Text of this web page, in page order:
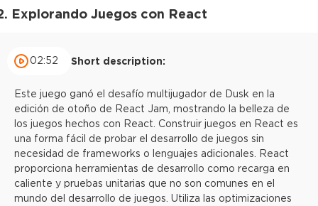
Explorando Juegos con React
02:52 Short description:
Este juego ganó el desafío multijugador de Dusk en la
edición de otoño de React Jam, mostrando la belleza de
los juegos hechos con React. Construir juegos en React es
una forma fácil de probar el desarrollo de juegos sin
necesidad de frameworks o lenguajes adicionales. React
proporciona herramientas de desarrollo como recarga en
caliente y pruebas unitarias que no son comunes en el
mundo del desarrollo de juegos. Utiliza las optimizaciones